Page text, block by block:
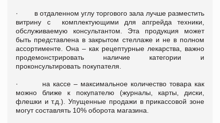
· в отдаленном углу торгового зала лучше разместить
витрину с комплектующими для апгрейда техники,
обслуживаемую консультантом. Эта продукция может
быть представлена в закрытом стеллаже и не в полном
ассортименте. Она – как рецептурные лекарства, важно
продемонстрировать наличие категории и
проконсультировать покупателя.
· на кассе – максимальное количество товара как
можно ближе к покупателю (журналы, карты, диски,
флешки и т.д.). Упущенные продажи в прикассовой зоне
могут составлять 10% оборота магазина.